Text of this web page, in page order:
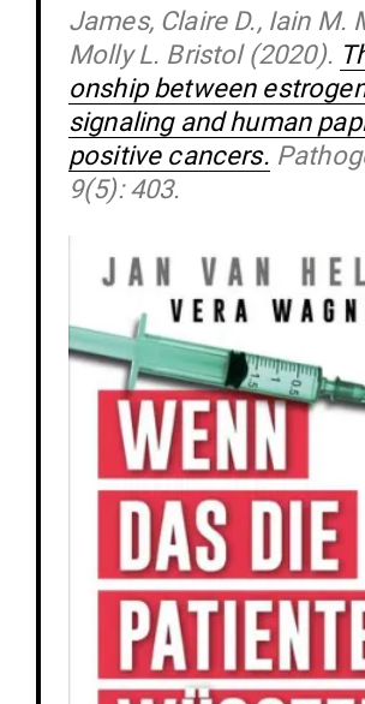
James, Claire D., Iain M.
Molly L. Bristol (2020).
onship between
signaling and human
positive cancers.
9(5): 403.